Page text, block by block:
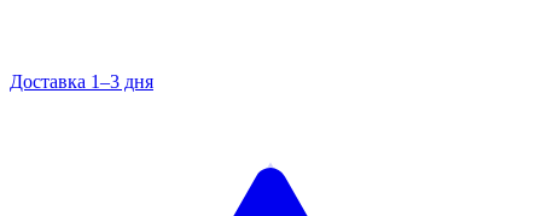
Доставка 1–3 дня